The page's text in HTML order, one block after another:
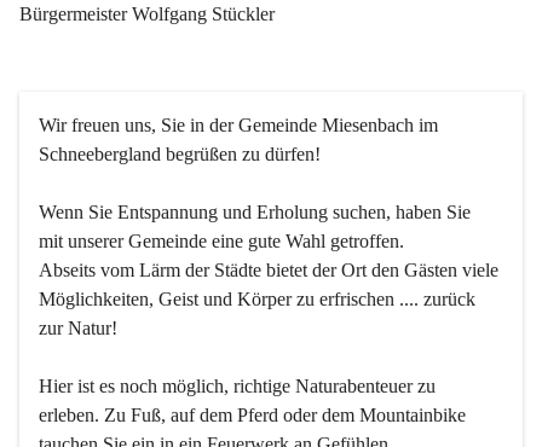
Bürgermeister Wolfgang Stückler
Wir freuen uns, Sie in der Gemeinde Miesenbach im
Schneebergland begrüßen zu dürfen!
Wenn Sie Entspannung und Erholung suchen, haben Sie
mit unserer Gemeinde eine gute Wahl getroffen.
Abseits vom Lärm der Städte bietet der Ort den Gästen viele
Möglichkeiten, Geist und Körper zu erfrischen .... zurück
zur Natur!
Hier ist es noch möglich, richtige Naturabenteuer zu
erleben. Zu Fuß, auf dem Pferd oder dem Mountainbike